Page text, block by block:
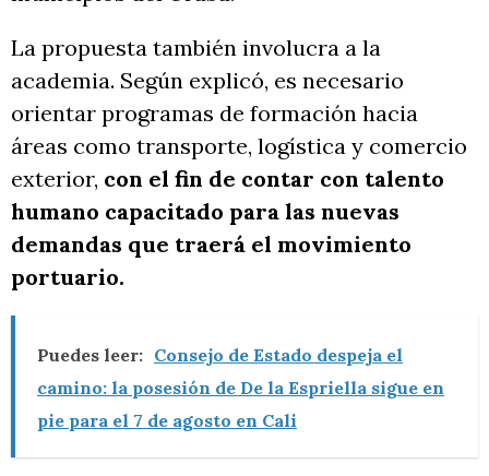
La propuesta también involucra a la
academia. Según explicó, es necesario
orientar programas de formación hacia
áreas como transporte, logística y comercio
exterior, con el fin de contar con talento
humano capacitado para las nuevas
demandas que traerá el movimiento
portuario.
Puedes leer: Consejo de Estado despeja el
camino: la posesión de De la Espriella sigue en
pie para el 7 de agosto en Cali